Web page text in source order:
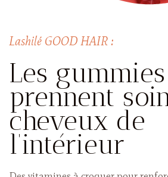
Lashilé GOOD HAIR :
Les
prennent
cheveux de
l’intérieur